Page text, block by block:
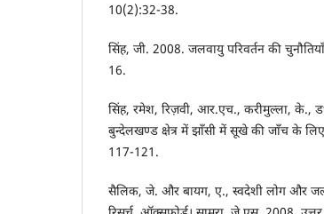
10(2):32-38.
सिंह, जी. 2008. जलवायु परिवर्तन की
16.
सिंह, रमेश, रिज़वी, आर.एच., करीमुल्ला,
बुन्देलखण्ड क्षेत्र में झाँसी में सूखे की जाँच के लिए
117-121.
सैलिक, जे. और बायग, ए., स्वदेशी लोग और